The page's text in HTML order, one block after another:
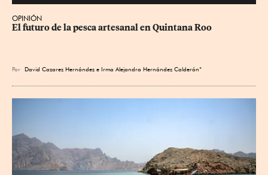
OPINIÓN
El futuro de la pesca artesanal en Quintana Roo
Por David Cazarez Hernández e Irma Alejandra Hernández Calderón*